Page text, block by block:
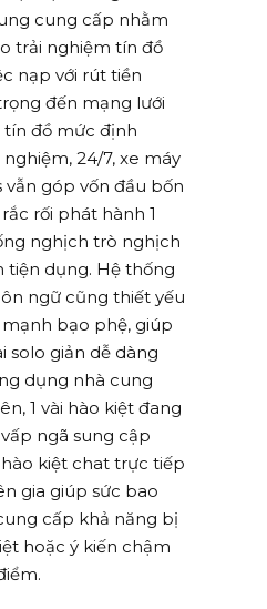
cung cấp nhằm
trải nghiệm tín đồ
nạp với rút tiền
đến mạng lưới
đồ mức định
24/7, xe máy
vẫn góp vốn đầu bốn
rối phát hành 1
nghịch trò nghịch
tiện dụng. Hệ thống
ngữ cũng thiết yếu
bạo phệ, giúp
solo giản dễ dàng
dụng nhà cung
1 vài hào kiệt đang
ngã sung cập
kiệt chat trực tiếp
gia giúp sức bao
cấp khả năng bị
hoặc ý kiến chậm